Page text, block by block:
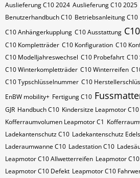
Auslieferung C10 2024 Auslieferung C10 2025
Benutzerhandbuch C10 Betriebsanleitung C10
C10 Anhängerkupplung C10 Ausstattung
C10 Kompletträder C10 Konfiguration C10
C10 Modelljahreswechsel C10 Probefahrt
C10 Winterkompletträder C10 Winterreifen
C10​​​​ Typschlüsselnummer C10​​​​​
EnBW mobility+ Fertigung C10
GJR Handbuch C10 Kindersitze Leapmotor C10
Kofferraumvolumen Leapmotor C1
Ladekantenschutz C10 Ladekantenschutz
Laderaumwanne C10 Ladestation C10
Leapmotor C10 Allwetterreifen Leapmotor
Leapmotor C10 Defekt Leapmotor C10